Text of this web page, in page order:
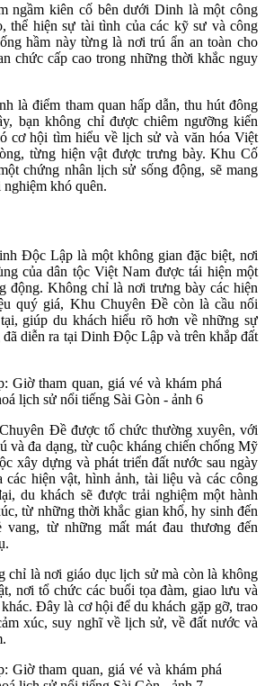
ngầm kiên cố bên dưới Dinh là một công
thể hiện sự tài tình của các kỹ sư và công
hầm này từng là nơi trú ẩn an toàn cho
chức cấp cao trong những thời khắc nguy
là điểm tham quan hấp dẫn, thu hút đông
bạn không chỉ được chiêm ngưỡng kiến
cơ hội tìm hiểu về lịch sử và văn hóa Việt
từng hiện vật được trưng bày. Khu Cố
chứng nhân lịch sử sống động, sẽ mang
khó quên.
Độc Lập là một không gian đặc biệt, nơi
của dân tộc Việt Nam được tái hiện một
động. Không chỉ là nơi trưng bày các hiện
quý giá, Khu Chuyên Đề còn là cầu nối
giúp du khách hiểu rõ hơn về những sự
diễn ra tại Dinh Độc Lập và trên khắp đất
Đề được tổ chức thường xuyên, với
và đa dạng, từ cuộc kháng chiến chống Mỹ
xây dựng và phát triển đất nước sau ngày
các hiện vật, hình ảnh, tài liệu và các công
du khách sẽ được trải nghiệm một hành
từ những thời khắc gian khổ, hy sinh đến
vang, từ những mất mát đau thương đến
chỉ là nơi giáo dục lịch sử mà còn là không
nơi tổ chức các buổi tọa đàm, giao lưu và
Đây là cơ hội để du khách gặp gỡ, trao
xúc, suy nghĩ về lịch sử, về đất nước và